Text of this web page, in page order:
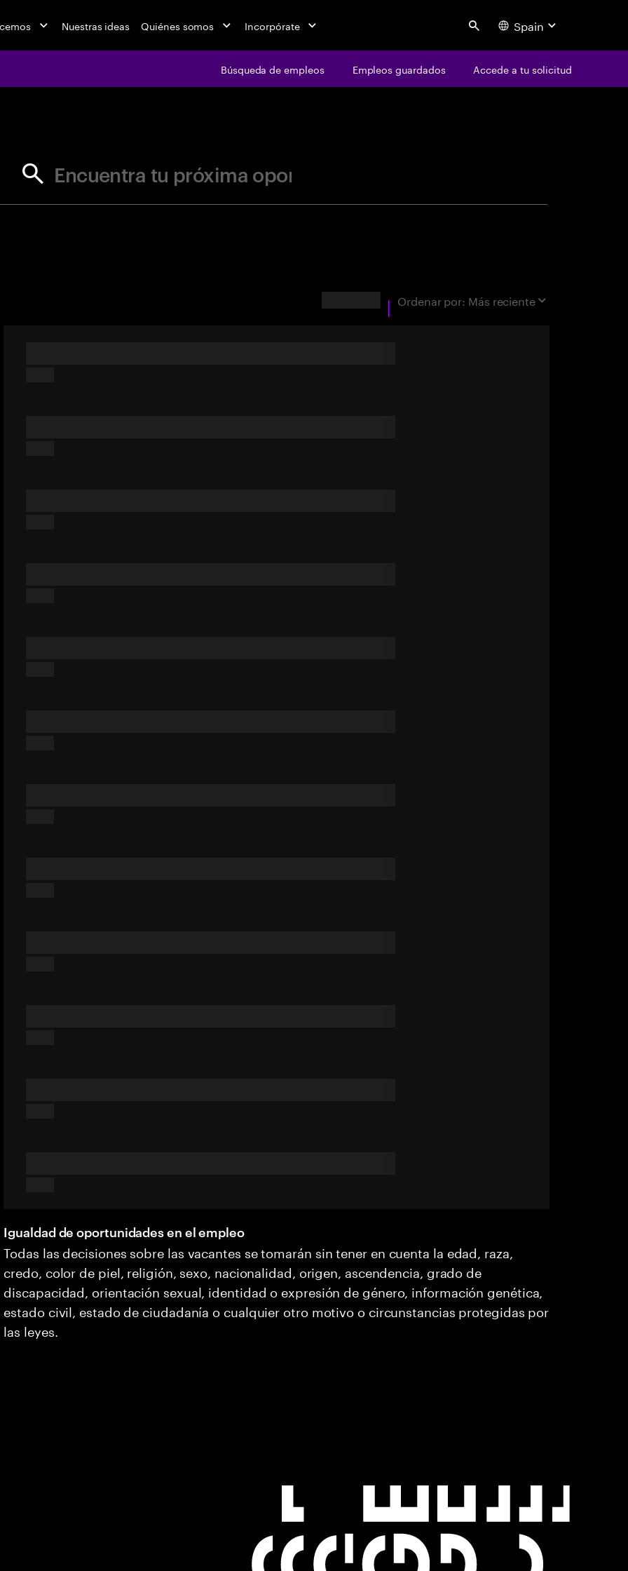
Nuestras ideas Quiénes somos Incorpórate Search Spain
Búsqueda de empleos Empleos guardados Accede a tu solicitud
Encuentra tu próxima oportunidad
Ordenar por: Más reciente
Igualdad de oportunidades en el empleo
Todas las decisiones sobre las vacantes se tomarán sin tener en cuenta la edad, raza,
credo, color de piel, religión, sexo, nacionalidad, origen, ascendencia, grado de
discapacidad, orientación sexual, identidad o expresión de género, información genética,
estado civil, estado de ciudadanía o cualquier otro motivo o circunstancias protegidas por
las leyes.